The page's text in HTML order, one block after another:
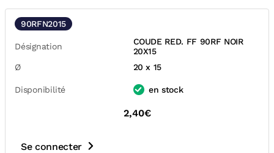
90RFN2015
Désignation
COUDE RED. FF 90RF NOIR
20X15
Ø
20 x 15
Disponibilité en stock
2,40€
Se connecter